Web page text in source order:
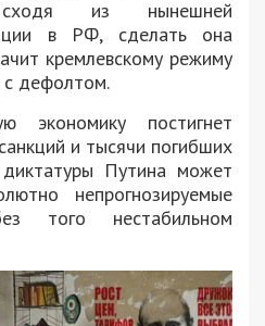
из нынешней
в РФ, сделать она
кремлевскому режиму
с дефолтом.
экономику постигнет
и тысячи погибших
Путина может
непрогнозируемые
того нестабильном